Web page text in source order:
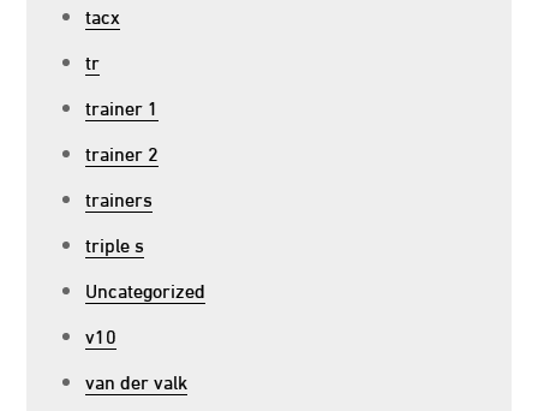
tacx
tr
trainer 1
trainer 2
trainers
triple s
Uncategorized
v10
van der valk